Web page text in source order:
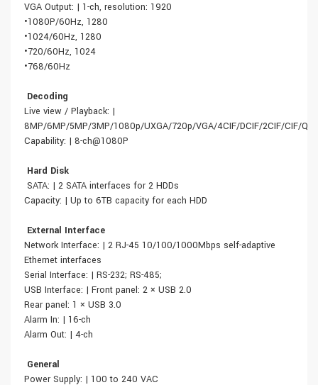
VGA Output: | 1-ch, resolution: 1920
•1080P/60Hz, 1280
•1024/60Hz, 1280
•720/60Hz, 1024
•768/60Hz
Decoding
Live view / Playback: |
8MP/6MP/5MP/3MP/1080p/UXGA/720p/VGA/4CIF/DCIF/2CIF/CIF/
Capability: | 8-ch@1080P
Hard Disk
SATA: | 2 SATA interfaces for 2 HDDs
Capacity: | Up to 6TB capacity for each HDD
External Interface
Network Interface: | 2 RJ-45 10/100/1000Mbps self-adaptive
Ethernet interfaces
Serial Interface: | RS-232; RS-485;
USB Interface: | Front panel: 2 × USB 2.0
Rear panel: 1 × USB 3.0
Alarm In: | 16-ch
Alarm Out: | 4-ch
General
Power Supply: | 100 to 240 VAC